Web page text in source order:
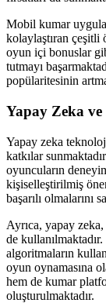
Mobil kumar
kolaylaştıran çeşitli
oyun içi bonuslar
tutmayı
popülaritesinin
Yapay Zeka
Yapay zeka
katkılar
oyuncuların
kişiselleştirilmiş
başarılı olmalarını
Ayrıca, yapay
de
algoritmaların
oyun oynamasına
hem de kumar
oluşturulmaktadır.